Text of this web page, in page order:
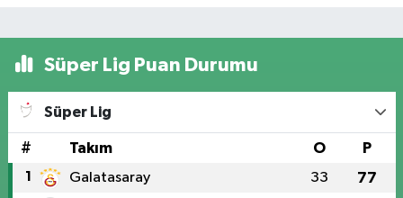
Süper Lig Puan Durumu
Süper Lig
# Takım O P
1 Galatasaray 33 77